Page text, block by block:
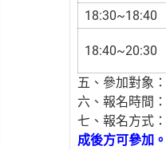
18:30~18:40
18:40~20:30
五、參加對象
六、報名時間
七、報名方式
成後方可參加。